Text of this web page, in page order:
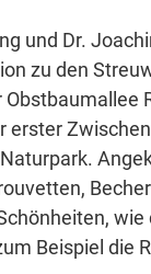
und Dr.
zu den
erster
Beispiel die